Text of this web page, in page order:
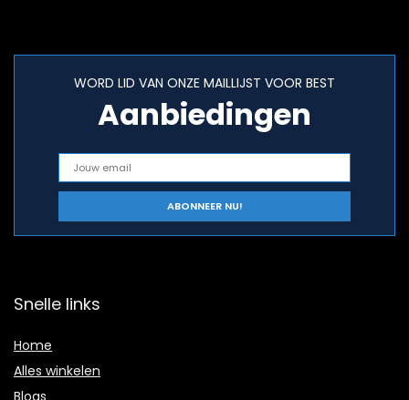
WORD LID VAN ONZE MAILLIJST VOOR BEST
Aanbiedingen
Snelle links
Home
Alles winkelen